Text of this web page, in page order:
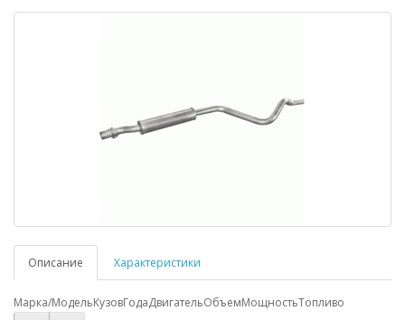
Описание Характеристики
Марка/МодельКузовГодаДвигательОбъемМощностьТопливо